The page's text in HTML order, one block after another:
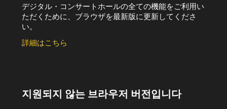
デジタル・コンサートホールの全ての機能をご利用い
ただくために、ブラウザを最新版に更新してくださ
い。
詳細はこちら
지원되지 않는 브라우저 버전입니다